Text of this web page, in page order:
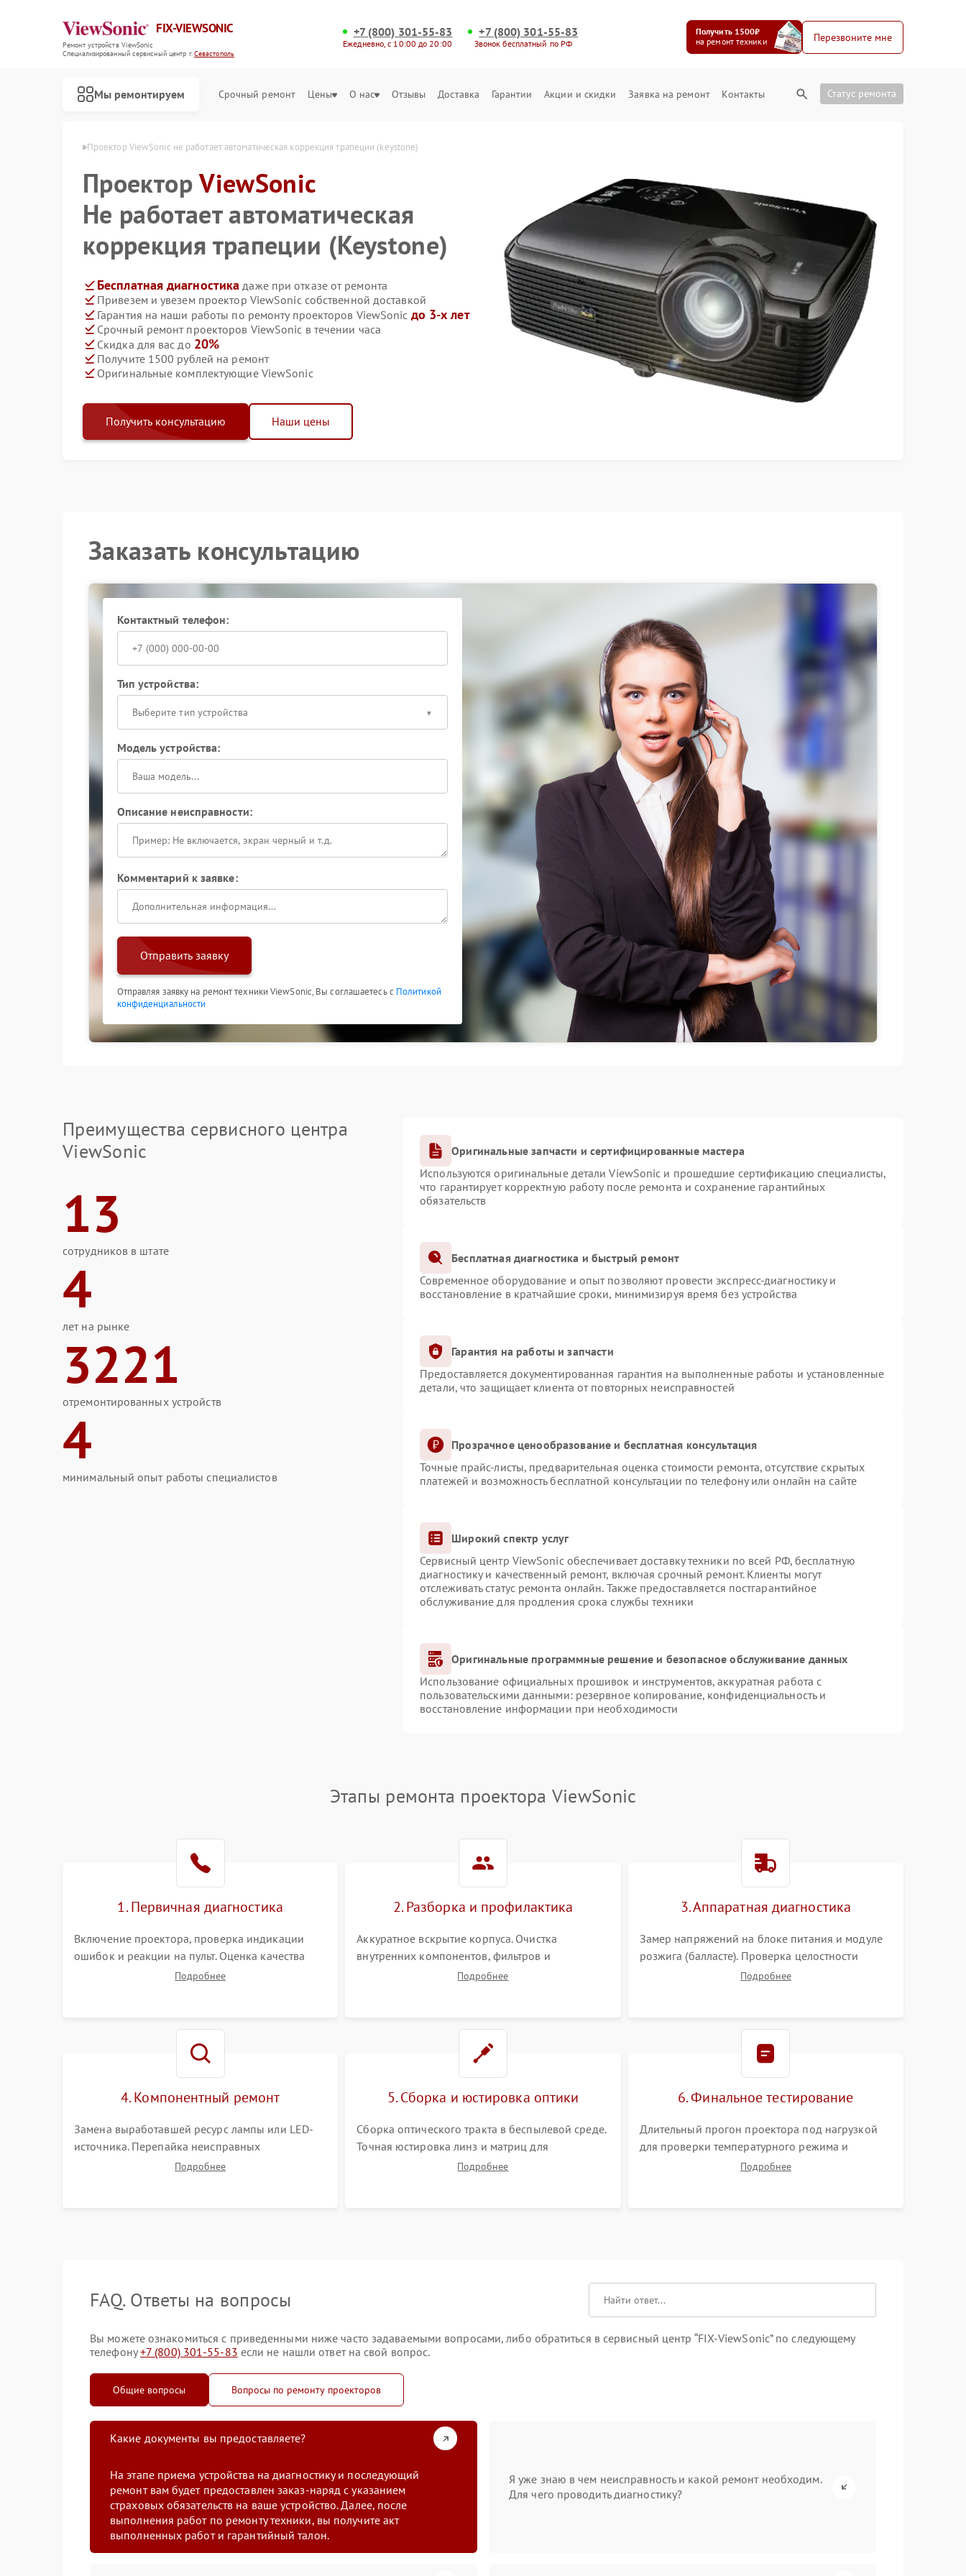
FIX-VIEWSONIC
Ремонт устройств ViewSonic
Специализированный cервисный центр г.Севастополь
+7 (800) 301-55-83
Ежедневно, с 10:00 до 20:00
+7 (800) 301-55-83
Звонок бесплатный по РФ
Получить 1500₽
на ремонт техники
Перезвоните мне
Мы ремонтируем Срочный ремонт Цены О нас Отзывы Доставка Гарантии Акции и скидки Заявка на ремонт Контакты Статус ремонта
Проектор ViewSonic не работает автоматическая коррекция трапеции (keystone)
ПроекторViewSonic
Не работает автоматическая
коррекция трапеции (Keystone)
Бесплатная диагностика даже при отказе от ремонта
Привезем и увезем проектор ViewSonic собственной доставкой
Гарантия на наши работы по ремонту проекторов ViewSonic до 3-х лет
Срочный ремонт проекторов ViewSonic в течении часа
Скидка для вас до 20%
Получите 1500 рублей на ремонт
Оригинальные комплектующие ViewSonic
Получить консультацию Наши цены
Заказать консультацию
Контактный телефон:
Тип устройства:
Выберите тип устройства
Модель устройства:
Описание неисправности:
Комментарий к заявке:
Отправить заявку
Отправляя заявку на ремонт техники ViewSonic, Вы соглашаетесь с Политикой
конфиденциальности
Преимущества сервисного центра
ViewSonic
13
сотрудников в штате
4
лет на рынке
3221
отремонтированных устройств
4
минимальный опыт работы специалистов
Оригинальные запчасти и сертифицированные мастера
Используются оригинальные детали ViewSonic и прошедшие сертификацию специалисты,
что гарантирует корректную работу после ремонта и сохранение гарантийных
обязательств
Бесплатная диагностика и быстрый ремонт
Современное оборудование и опыт позволяют провести экспресс-диагностику и
восстановление в кратчайшие сроки, минимизируя время без устройства
Гарантия на работы и запчасти
Предоставляется документированная гарантия на выполненные работы и установленные
детали, что защищает клиента от повторных неисправностей
Прозрачное ценообразование и бесплатная консультация
Точные прайс-листы, предварительная оценка стоимости ремонта, отсутствие скрытых
платежей и возможность бесплатной консультации по телефону или онлайн на сайте
Широкий спектр услуг
Сервисный центр ViewSonic обеспечивает доставку техники по всей РФ, бесплатную
диагностику и качественный ремонт, включая срочный ремонт. Клиенты могут
отслеживать статус ремонта онлайн. Также предоставляется постгарантийное
обслуживание для продления срока службы техники
Оригинальные программные решение и безопасное обслуживание данных
Использование официальных прошивок и инструментов, аккуратная работа с
пользовательскими данными: резервное копирование, конфиденциальность и
восстановление информации при необходимости
Этапы ремонта проектора ViewSonic
1. Первичная диагностика
Включение проектора, проверка индикации
ошибок и реакции на пульт. Оценка качества
проекции, яркости лампы, наличия артефактов
Подробнее
2. Разборка и профилактика
Аккуратное вскрытие корпуса. Очистка
внутренних компонентов, фильтров и
вентиляторов от накопившейся пыли.
Подробнее
3. Аппаратная диагностика
Замер напряжений на блоке питания и модуле
розжига (балласте). Проверка целостности
цветового колеса (DLP) или поляризаторов (LCD).
Подробнее
4. Компонентный ремонт
Замена выработавшей ресурс лампы или LED-
источника. Перепайка неисправных
компонентов на платах. Замена DMD-чипа при
Подробнее
5. Сборка и юстировка оптики
Сборка оптического тракта в беспылевой среде.
Точная юстировка линз и матриц для
правильного сведения цветов и устранения
Подробнее
6. Финальное тестирование
Длительный прогон проектора под нагрузкой
для проверки температурного режима и
отсутствия перегрева. Оценка фокуса,
Подробнее
FAQ. Ответы на вопросы
Вы можете ознакомиться с приведенными ниже часто задаваемыми вопросами, либо обратиться в сервисный центр “FIX-ViewSonic” по следующему
телефону+7 (800) 301-55-83 если не нашли ответ на свой вопрос.
Общие вопросы Вопросы по ремонту проекторов
Какие документы вы предоставляете?
На этапе приема устройства на диагностику и последующий
ремонт вам будет предоставлен заказ-наряд с указанием
страховых обязательств на ваше устройство. Далее, после
выполнения работ по ремонту техники, вы получите акт
выполненных работ и гарантийный талон.
Я уже знаю в чем неисправность и какой ремонт необходим.
Для чего проводить диагностику?